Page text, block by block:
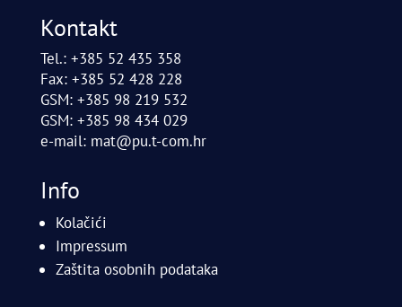
Kontakt
Tel.: +385 52 435 358
Fax: +385 52 428 228
GSM: +385 98 219 532
GSM: +385 98 434 029
e-mail: mat@pu.t-com.hr
Info
Kolačići
Impressum
Zaštita osobnih podataka